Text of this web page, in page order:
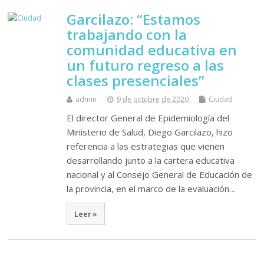
Garcilazo: “Estamos
trabajando con la
comunidad educativa en
un futuro regreso a las
clases presenciales”
admin 9 de octubre de 2020 Ciudad
El director General de Epidemiología del
Ministerio de Salud, Diego Garcilazo, hizo
referencia a las estrategias que vienen
desarrollando junto a la cartera educativa
nacional y al Consejo General de Educación de
la provincia, en el marco de la evaluación…
Leer »